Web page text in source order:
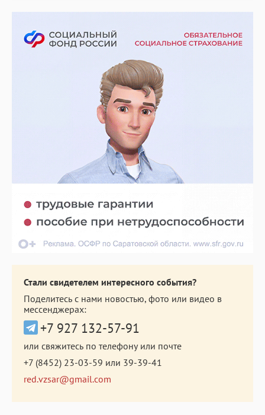
Стали свидетелем интересного события?
Поделитесь с нами новостью, фото или видео в
мессенджерах:
+7 927 132-57-91
или свяжитесь по телефону или почте
+7 (8452) 23-03-59 или 39-39-41
red.vzsar@gmail.com